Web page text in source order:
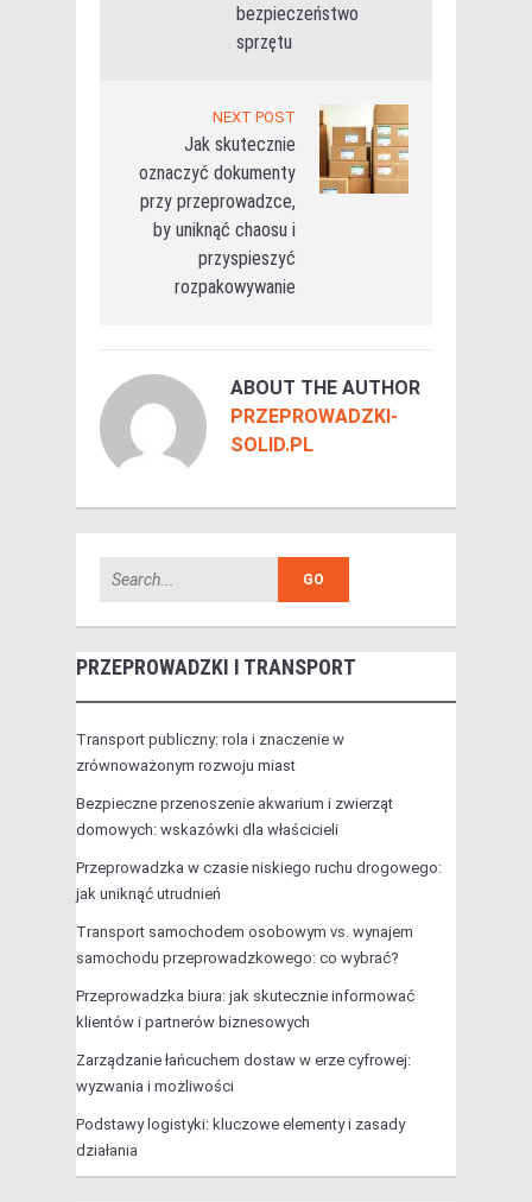
bezpieczeństwo
sprzętu
NEXT POST
Jak skutecznie
oznaczyć dokumenty
przy przeprowadzce,
by uniknąć chaosu i
przyspieszyć
rozpakowywanie
ABOUT THE AUTHOR
PRZEPROWADZKI-
SOLID.PL
PRZEPROWADZKI I TRANSPORT
Transport publiczny: rola i znaczenie w
zrównoważonym rozwoju miast
Bezpieczne przenoszenie akwarium i zwierząt
domowych: wskazówki dla właścicieli
Przeprowadzka w czasie niskiego ruchu drogowego:
jak uniknąć utrudnień
Transport samochodem osobowym vs. wynajem
samochodu przeprowadzkowego: co wybrać?
Przeprowadzka biura: jak skutecznie informować
klientów i partnerów biznesowych
Zarządzanie łańcuchem dostaw w erze cyfrowej:
wyzwania i możliwości
Podstawy logistyki: kluczowe elementy i zasady
działania